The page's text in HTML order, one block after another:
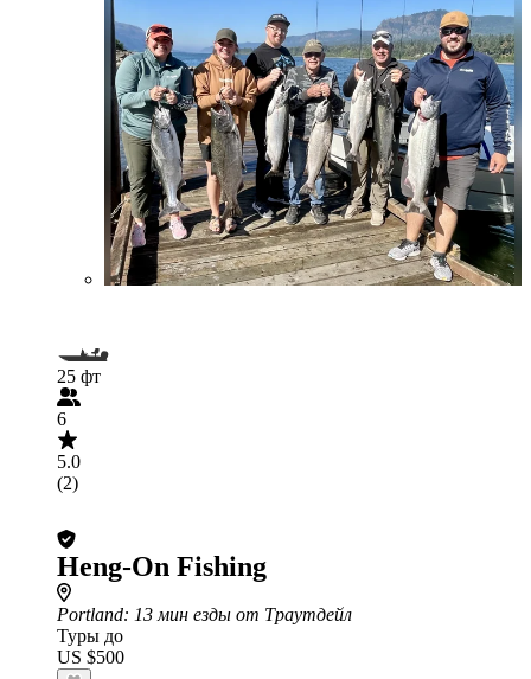
25 фт
6
5.0
(2)
Heng-On Fishing
Portland: 13 мин езды от Траутдейл
Туры до
US $500